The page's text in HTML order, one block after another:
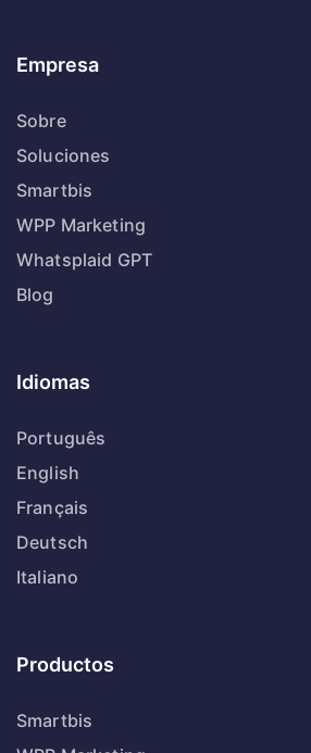
Empresa
Sobre
Soluciones
Smartbis
WPP Marketing
Whatsplaid GPT
Blog
Idiomas
Português
English
Français
Deutsch
Italiano
Productos
Smartbis